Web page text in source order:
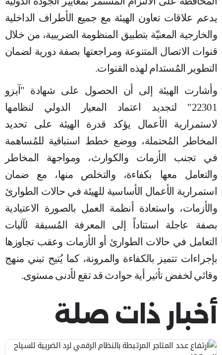
يدعم علاقات تعاون الهيئة مع جميع الأطراف الداخلية
والخارجية المعنيّة بتطبيق المنظومة الضريبية، من خلال
قنوات الاتصال المتنوعة ومراجعتها بصفة دورية لضمان
التطوير المُستدام لهذه القنوات.
وأشارت الهيئة إلى أن الحصول على شهادة "آيزو
22301" لتجديد اعتماد المعيار الدولي لنظامها
لاستمرارية الأعمال يؤكد قدرة الهيئة على تحديد
المخاطر المُحتملة، ووضع خطط استباقية للمُساهمة
في تجنب الأزمات والكوارث، ومواجهة المخاطر
والتعامل معها بكفاءة، والتخلص منها، مع ضمان
استمرارية الأعمال الأساسية للهيئة في حالات الطوارئ
والأزمات، واستعادة أنظمة العمل بالصورة الاعتيادية
بصفة عاجلة استناداً إلى المعرفة المُسبقة لآليات
التعامل في حالات الطوارئ أو الأزمات وعقب تجاوزها
بإجراءات تتميز بالكفاءة والمرونة، كما يُتيح تبني منهج
وقائي لخفض تأثير أية حوادث قد تقع لأدنى مستوى.
أخبار ذات صلة